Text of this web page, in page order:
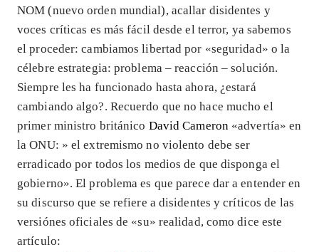
NOM (nuevo orden mundial), acallar disidentes y
voces críticas es más fácil desde el terror, ya sabemos
el proceder: cambiamos libertad por «seguridad» o la
célebre estrategia: problema – reacción – solución.
Siempre les ha funcionado hasta ahora, ¿estará
cambiando algo?. Recuerdo que no hace mucho el
primer ministro británico David Cameron«advertía» en
la ONU: » el extremismo no violento debe ser
erradicado por todos los medios de que disponga el
gobierno». El problema es que parece dar a entender en
su discurso que se refiere a disidentes y críticos de las
versiónes oficiales de «su» realidad, como dice este
artículo: